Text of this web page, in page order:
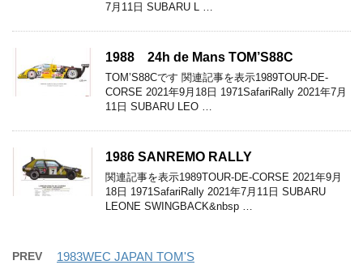
7月11日 SUBARU L …
1988 24h de Mans TOM’S88C
TOM’S88Cです 関連記事を表示1989TOUR-DE-
CORSE 2021年9月18日 1971SafariRally 2021年7月
11日 SUBARU LEO …
1986 SANREMO RALLY
関連記事を表示1989TOUR-DE-CORSE 2021年9月
18日 1971SafariRally 2021年7月11日 SUBARU
LEONE SWINGBACK&nbsp …
PREV 1983WEC JAPAN TOM'S